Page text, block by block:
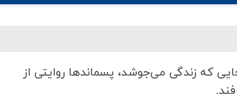
كه زندگی می‌جوشد، پسماندها روایتی از